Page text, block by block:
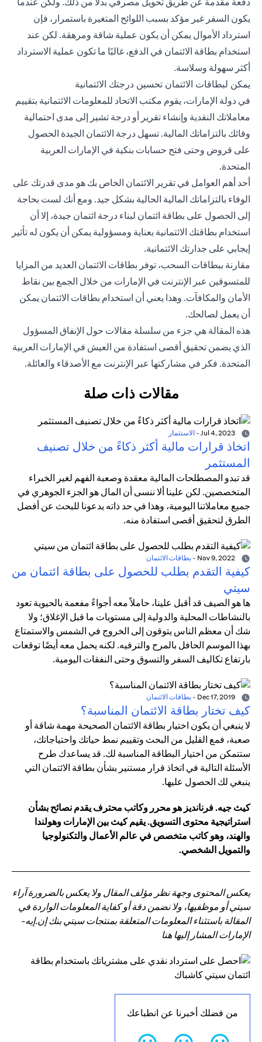
يكون السفر غير مؤكد بسبب اللوائح المتغيرة باستمرار، فإن
استرداد الأموال يمكن أن يكون عملية شاقة ومرهقة. لكن عند
استخدام بطاقة الائتمان في الدفع، غالبًا ما تكون عملية الاسترداد
أكثر سهولة وسلاسة.
يمكن لبطاقات الائتمان تحسين درجتك الائتمانية
في دولة الإمارات، يقوم مكتب الاتحاد للمعلومات الائتمانية بتقييم
معاملاتك النقدية وإنشاء تقرير أو درجة تشير إلى مدى احتمالية
وفائك بالتزاماتك المالية. تسهل درجة الائتمان الجيدة الحصول
على قروض وحتى فتح حسابات بنكية في الإمارات العربية
المتحدة.
أحد أهم العوامل في تقرير الائتمان الخاص بك هو مدى قدرتك على
الوفاء بالتزاماتك المالية الحالية بشكل جيد. ومع أنك لست بحاجة
إلى الحصول على بطاقة ائتمان لبناء درجة ائتمان جيدة، إلا أن
استخدام بطاقتك الائتمانية بعناية ومسؤولية يمكن أن يكون له تأثير
إيجابي على جدارتك الائتمانية.
مقارنة ببطاقات السحب، توفر بطاقات الائتمان العديد من المزايا
للمتسوقين عبر الإنترنت في الإمارات من خلال الجمع بين نقاط
الأمان والمكافآت. وهذا يعني أن استخدام بطاقات الائتمان يمكن
أن يعمل لصالحك.
هذه المقالة هي جزء من سلسلة مقالات حول الإنفاق المسؤول
الذي يضمن تحقيق أقصى استفادة من العيش في الإمارات العربية
المتحدة. فكر في مشاركتها عبر الإنترنت مع الأصدقاء والعائلة.
مقالات ذات صلة
- الاستثمار
اتخاذ قرارات مالية أكثر ذكاءً من خلال تصنيف
المستثمر
قد تبدو المصطلحات المالية معقدة وصعبة الفهم لغير الخبراء
المتخصصين. لكن علينا ألا ننسى أن المال هو الجزء الجوهري في
جميع معاملاتنا اليومية، وهذا في حد ذاته يدعونا للبحث عن أفضل
الطرق لتحقيق أقصى استفادة منه.
- بطاقات الائتمان
كيفية التقدم بطلب للحصول على بطاقة ائتمان من
سيتي
ها هو الصيف قد أقبل علينا، حاملاً معه أجواءً مفعمة بالحيوية تعود
بالنشاطات المحلية والدولية إلى مستويات ما قبل الإغلاق؛ ولا
شك أن معظم الناس يتوقون إلى الخروج في الشمس والاستمتاع
بهذا الموسم الحافل بالمرح والترفيه. لكنه يحمل معه أيضًا توقعات
بارتفاع تكاليف السفر والتسوق وحتى النفقات اليومية.
- بطاقات الائتمان
كيف تختار بطاقة الائتمان المناسبة؟
لا ينبغي أن يكون اختيار بطاقة الائتمان الصحيحة مهمة شاقة أو
صعبة، فمع القليل من البحث وتقييم نمط حياتك واحتياجاتك،
ستتمكن من اختيار البطاقة المناسبة لك. قد يساعدك طرح
الأسئلة التالية في اتخاذ قرار مستنير بشأن بطاقة الائتمان التي
ينبغي لك الحصول عليها.
كيث جيه. فرنانديز هو محرر وكاتب محترف يقدم نصائح بشأن
استراتيجية محتوى التسويق. يقيم كيث بين الإمارات وهولندا
والهند، وهو كاتب متخصص في عالم الأعمال والتكنولوجيا
والتمويل الشخصي.
يعكس المحتوى وجهة نظر مؤلف المقال ولا يعكس بالضرورة آراء
سيتي أو موظفيها، ولا نضمن دقة أو كفاية المعلومات الواردة في
المقالة باستثناء المعلومات المتعلقة بمنتجات سيتي بنك إن.إيه-
الإمارات المشار إليها هنا
من فضلك أخبرنا عن انطباعك